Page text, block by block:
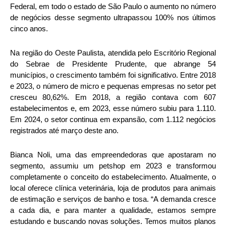
Federal, em todo o estado de São Paulo o aumento no número
de negócios desse segmento ultrapassou 100% nos últimos
cinco anos.
Na região do Oeste Paulista, atendida pelo Escritório Regional
do Sebrae de Presidente Prudente, que abrange 54
municípios, o crescimento também foi significativo. Entre 2018
e 2023, o número de micro e pequenas empresas no setor pet
cresceu 80,62%. Em 2018, a região contava com 607
estabelecimentos e, em 2023, esse número subiu para 1.110.
Em 2024, o setor continua em expansão, com 1.112 negócios
registrados até março deste ano.
Bianca Noli, uma das empreendedoras que apostaram no
segmento, assumiu um petshop em 2023 e transformou
completamente o conceito do estabelecimento. Atualmente, o
local oferece clínica veterinária, loja de produtos para animais
de estimação e serviços de banho e tosa. “A demanda cresce
a cada dia, e para manter a qualidade, estamos sempre
estudando e buscando novas soluções. Temos muitos planos